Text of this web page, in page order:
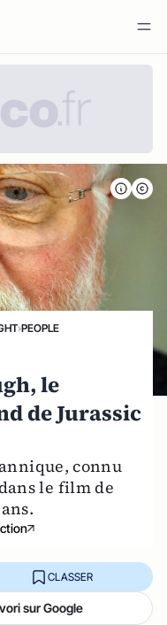
›PEOPLE
le
de Jurassic
connu
le film de
CLASSER
sur Google